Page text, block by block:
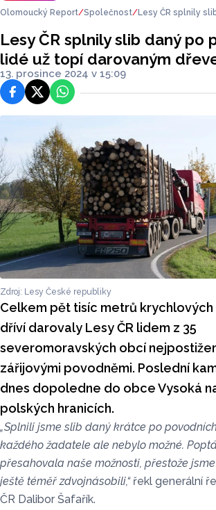
Olomoucký Report Společnost
Lesy ČR splnily
Lesy ČR splnily slib daný po
lidé už topí darovaným
13. prosince 2024 v 15:09
FacebookPlatforma X
WhatsApp
Zdroj: Lesy České republiky
Celkem pět tisíc metrů
dříví darovaly Lesy ČR lidem z 35
severomoravských obcí
zářijovými povodněmi. Poslední
dnes dopoledne do obce Vysoká
polských hranicích.
„Splnili jsme slib daný krátce po
každého žadatele ale nebylo možné.
přesahovala naše možnosti, přestože
ještě téměř zdvojnásobili,“ řekl generální
ČR Dalibor Šafařík.